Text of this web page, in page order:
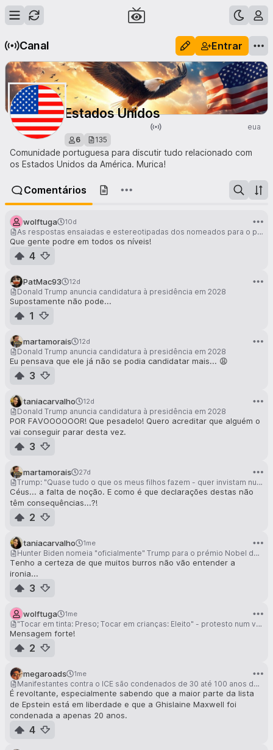
Canal Entrar
Estados Unidos
eua
6
135
Comunidade portuguesa para discutir tudo relacionado com
os Estados Unidos da América. Murica!
Comentários
wolftuga 10d
As respostas ensaiadas e estereotipadas dos nomeados para o poder judicial por Trump, tão amedrontados que são incapazes de afirmar que Biden venceu as eleições de 2020
Que gente podre em todos os níveis!
4
PatMac93 12d
Donald Trump anuncia candidatura à presidência em 2028
Supostamente não pode...
1
martamorais 12d
Donald Trump anuncia candidatura à presidência em 2028
Eu pensava que ele já não se podia candidatar mais... 😩
3
taniacarvalho 12d
Donald Trump anuncia candidatura à presidência em 2028
POR FAVOOOOOOR! Que pesadelo! Quero acreditar que alguém o
vai conseguir parar desta vez.
3
martamorais 27d
Trump: "Quase tudo o que os meus filhos fazem - quer invistam numa ação, quer comprem uma carrinha - eles têm informação privilegiada
Céus... a falta de noção. E como é que declarações destas não
têm consequências...?!
2
taniacarvalho 1me
Hunter Biden nomeia "oficialmente" Trump para o prémio Nobel da paz
Tenho a certeza de que muitos burros não vão entender a
ironia...
3
wolftuga 1me
"Tocar em tinta: Preso; Tocar em crianças: Eleito" - protesto num viaduto em Cleveland, Ohio
Mensagem forte!
2
megaroads 1me
Manifestantes contra o ICE são condenados de 30 até 100 anos de prisão por um juiz nomeado por Trump
É revoltante, especialmente sabendo que a maior parte da lista
de Epstein está em liberdade e que a Ghislaine Maxwell foi
condenada a apenas 20 anos.
4